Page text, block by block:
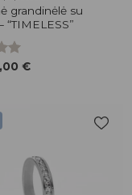
grandinėlė su
“TIMELESS”
€